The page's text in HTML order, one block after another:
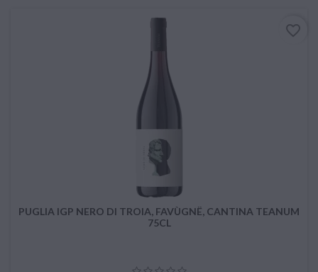
PUGLIA IGP NERO DI TROIA, FAVÙGNË, CANTINA TEANUM
75CL
favorite_border